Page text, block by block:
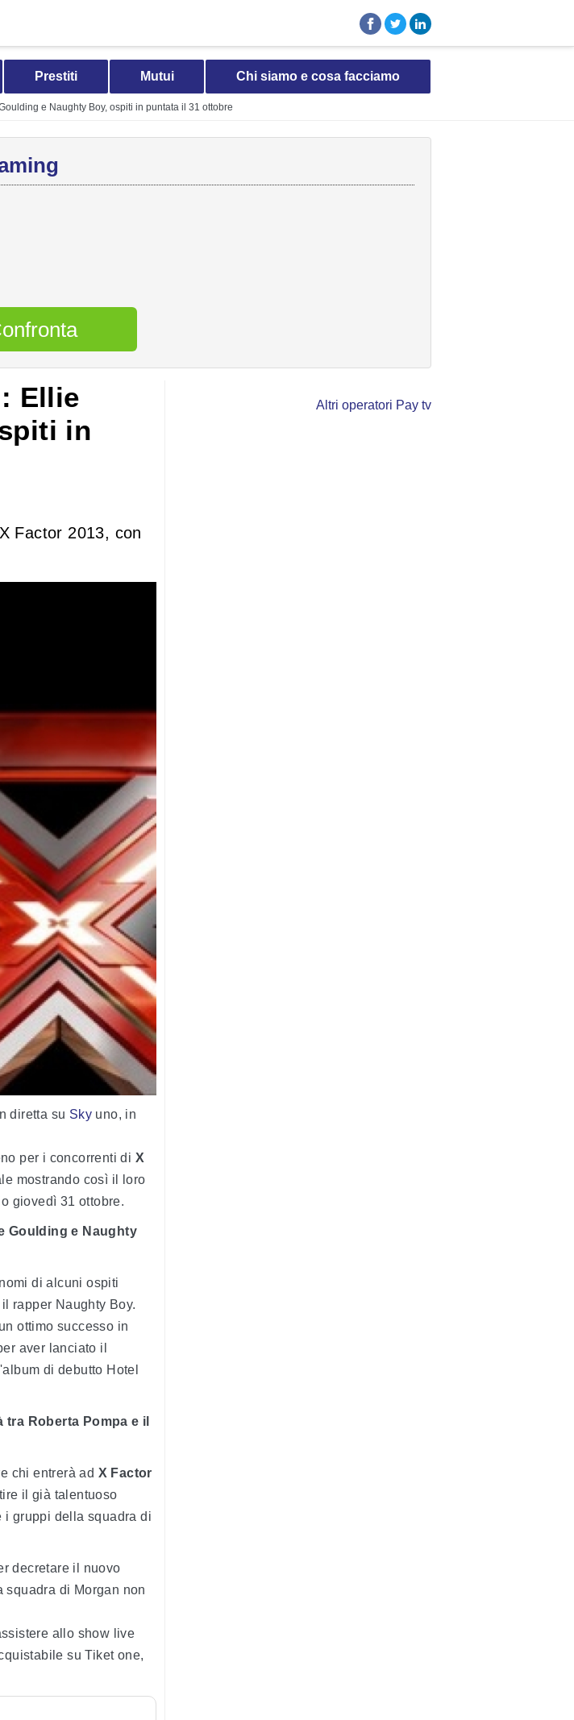
Prestiti Mutui Chi siamo e cosa facciamo
e Naughty Boy, ospiti in puntata il 31 ottobre
Ellie
in
Factor 2013, con
diretta su Sky uno, in
per i concorrenti di X
mostrando così il loro
giovedì 31 ottobre.
Goulding e Naughty
di alcuni ospiti
rapper Naughty Boy.
ottimo successo in
aver lanciato il
di debutto Hotel
Roberta Pompa e il
chi entrerà ad X Factor
il già talentuoso
i gruppi della squadra di
decretare il nuovo
di Morgan non
allo show live
su Tiket one,
Altri operatori Pay tv